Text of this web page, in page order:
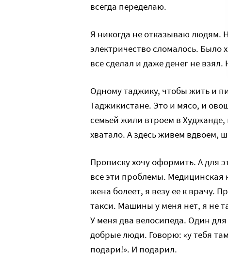
всегда переделаю.
Я никогда не отказываю людям.
электричество сломалось. Было
все сделал и даже денег не взял.
Одному таджику, чтобы жить и
Таджикистане. Это и мясо, и
семьей жили втроем в Худжанде,
хватало. А здесь живем вдвоем,
Прописку хочу оформить. А для
все эти проблемы. Медицинская
жена болеет, я везу ее к врачу.
такси. Машины у меня нет, я не
У меня два велосипеда. Один
добрые люди. Говорю: «у тебя
подари!». И подарил.